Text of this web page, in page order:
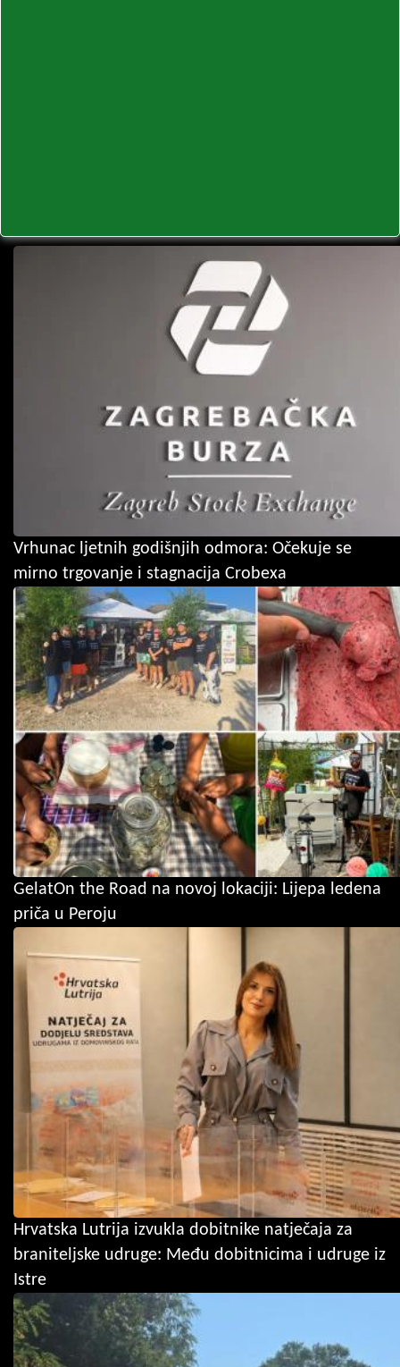
Vrhunac ljetnih godišnjih odmora: Očekuje se
mirno trgovanje i stagnacija Crobexa
GelatOn the Road na novoj lokaciji: Lijepa ledena
priča u Peroju
Hrvatska Lutrija izvukla dobitnike natječaja za
braniteljske udruge: Među dobitnicima i udruge iz
Istre